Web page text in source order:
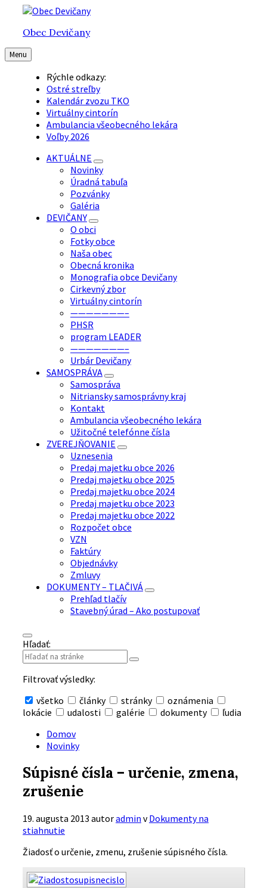
Preskočiť
obsah
Preskočiť
hlavnú
navigáciu
Preskočiť
pätičkuObec Devičany
Menu
Rýchle odkazy:
Ostré streľby
Kalendár zvozu TKO
Virtuálny cintorín
Ambulancia všeobecného lekára
Voľby 2026
AKTUÁLNE
Novinky
Úradná tabuľa
Pozvánky
Galéria
DEVIČANY
O obci
Fotky obce
Naša obec
Obecná kronika
Monografia obce Devičany
Cirkevný zbor
Virtuálny cintorín
———————–
PHSR
program LEADER
———————–
Urbár Devičany
SAMOSPRÁVA
Samospráva
Nitriansky samosprávny kraj
Kontakt
Ambulancia všeobecného lekára
Užitočné telefónne čísla
ZVEREJŇOVANIE
Uznesenia
Predaj majetku obce 2026
Predaj majetku obce 2025
Predaj majetku obce 2024
Predaj majetku obce 2023
Predaj majetku obce 2022
Rozpočet obce
VZN
Faktúry
Objednávky
Zmluvy
DOKUMENTY – TLAČIVÁ
Prehľad tlačív
Stavebný úrad – Ako postupovať
Hľadať:
Filtrovať výsledky:
všetko
články stránky
oznámenia
lokácie
udalosti galérie dokumenty ľudia
vyhľadávanie
Domov
Novinky
Súpisné čísla – určenie, zmena,
zrušenie
19. augusta 2013 autoradmin vDokumenty na
stiahnutie
Žiadosť o určenie, zmenu, zrušenie súpisného čísla.